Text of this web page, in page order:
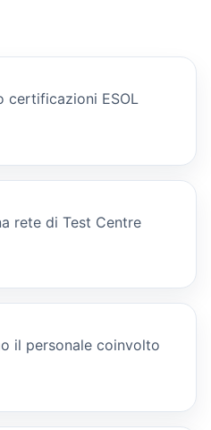
certificazioni ESOL
rete di Test Centre
il personale coinvolto